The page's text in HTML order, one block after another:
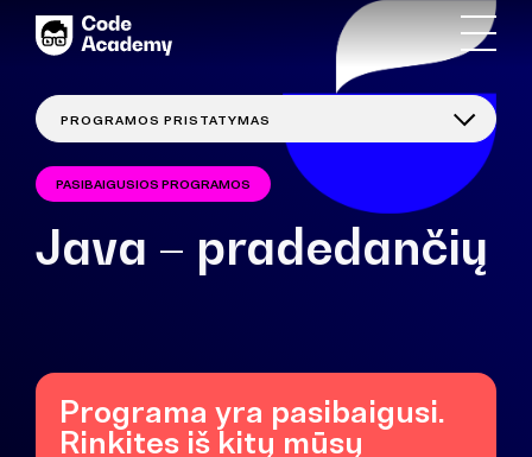
PASIBAIGUSIOS PROGRAMOS
Java – pradedančių
Programa yra pasibaigusi.
Rinkites iš kitų mūsų